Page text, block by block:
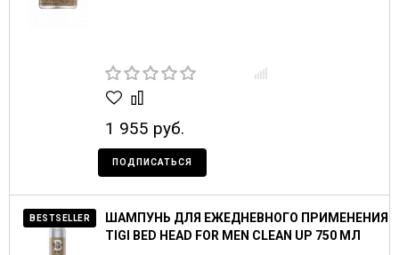
1 955 руб.
ПОДПИСАТЬСЯ
BESTSELLER
ШАМПУНЬ ДЛЯ ЕЖЕДНЕВНОГО ПРИМЕНЕНИЯ
TIGI BED HEAD FOR MEN CLEAN UP 750 МЛ